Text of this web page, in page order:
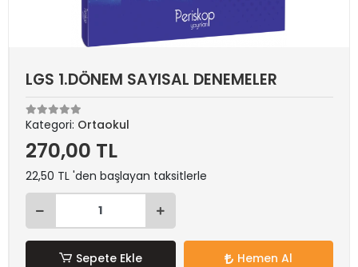
LGS 1.DÖNEM SAYISAL DENEMELER
Kategori: Ortaokul
270,00 TL
22,50 TL 'den başlayan taksitlerle
Sepete Ekle Hemen Al